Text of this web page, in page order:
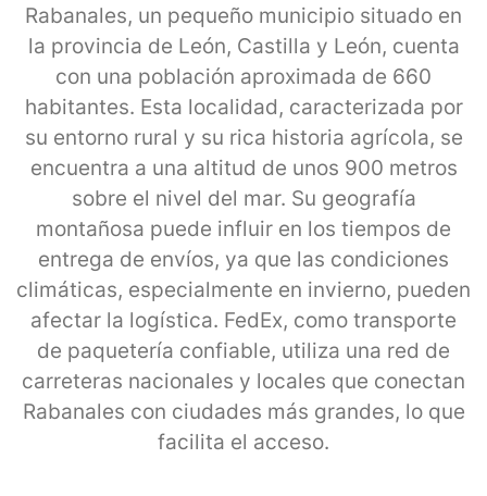
Rabanales, un pequeño municipio situado en
la provincia de León, Castilla y León, cuenta
con una población aproximada de 660
habitantes. Esta localidad, caracterizada por
su entorno rural y su rica historia agrícola, se
encuentra a una altitud de unos 900 metros
sobre el nivel del mar. Su geografía
montañosa puede influir en los tiempos de
entrega de envíos, ya que las condiciones
climáticas, especialmente en invierno, pueden
afectar la logística. FedEx, como transporte
de paquetería confiable, utiliza una red de
carreteras nacionales y locales que conectan
Rabanales con ciudades más grandes, lo que
facilita el acceso.